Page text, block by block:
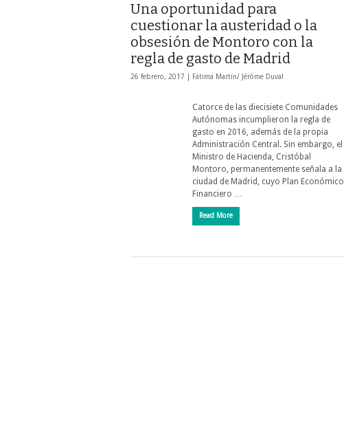
Una oportunidad para
cuestionar la austeridad o la
obsesión de Montoro con la
regla de gasto de Madrid
26 febrero, 2017 | Fátima Martín/ Jérôme Duval
Catorce de las diecisiete Comunidades
Autónomas incumplieron la regla de
gasto en 2016, además de la propia
Administración Central. Sin embargo, el
Ministro de Hacienda, Cristóbal
Montoro, permanentemente señala a la
ciudad de Madrid, cuyo Plan Económico
Financiero …
Read More